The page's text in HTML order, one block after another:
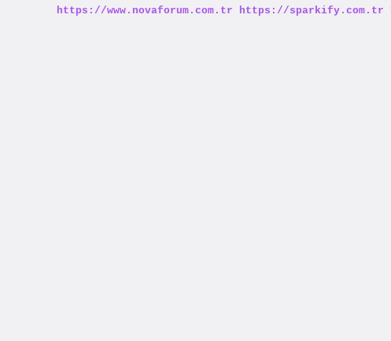
https://www.novaforum.com.tr https://sparkify.com.tr